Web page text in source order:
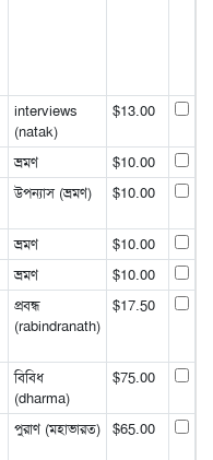
interviews
(natak)
$13.00
ভ্রমণ
$10.00
উপন্যাস (ভ্রমণ) $10.00
ভ্রমণ
$10.00
ভ্রমণ
$10.00
প্রবন্ধ
(rabindranath)
$17.50
বিবিধ
(dharma)
$75.00
পুরাণ (মহাভারত) $65.00